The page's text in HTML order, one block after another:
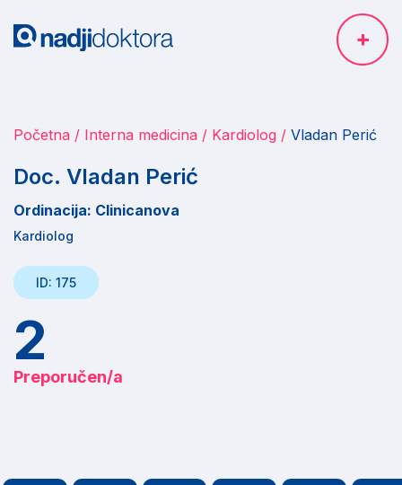
Početna Interna medicina Kardiolog Vladan Perić
Doc. Vladan Perić
Ordinacija: Clinicanova
Kardiolog
ID: 175
2
Preporučen/a